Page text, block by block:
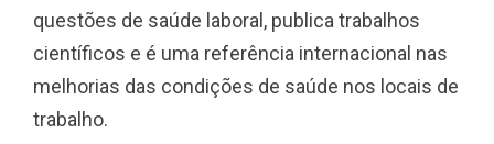
questões de saúde laboral, publica trabalhos
científicos e é uma referência internacional nas
melhorias das condições de saúde nos locais de
trabalho.